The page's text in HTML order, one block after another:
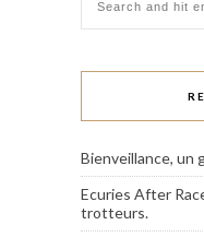
Bienveillance, un
Ecuries After
trotteurs.